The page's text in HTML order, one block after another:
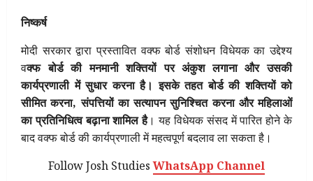
निष्कर्ष
मोदी सरकार द्वारा प्रस्तावित वक्फ बोर्ड संशोधन विधेयक का उद्देश्य
वक्फ बोर्ड की मनमानी शक्तियों पर अंकुश लगाना और उसकी
कार्यप्रणाली में सुधार करना है। इसके तहत बोर्ड की शक्तियों को
सीमित करना, संपत्तियों का सत्यापन सुनिश्चित करना और महिलाओं
का प्रतिनिधित्व बढ़ाना शामिल है। यह विधेयक संसद में पारित होने के
बाद वक्फ बोर्ड की कार्यप्रणाली में महत्वपूर्ण बदलाव ला सकता है।
Follow Josh StudiesWhatsApp Channel